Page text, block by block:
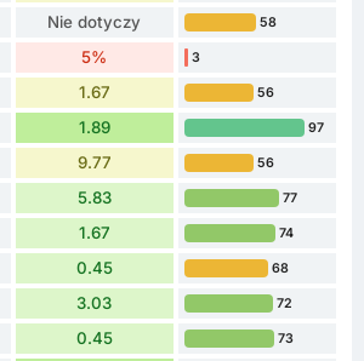
Nie dotyczy 58
5% 3
1.67 56
1.89 97
9.77 56
5.83 77
1.67 74
0.45 68
3.03 72
0.45 73